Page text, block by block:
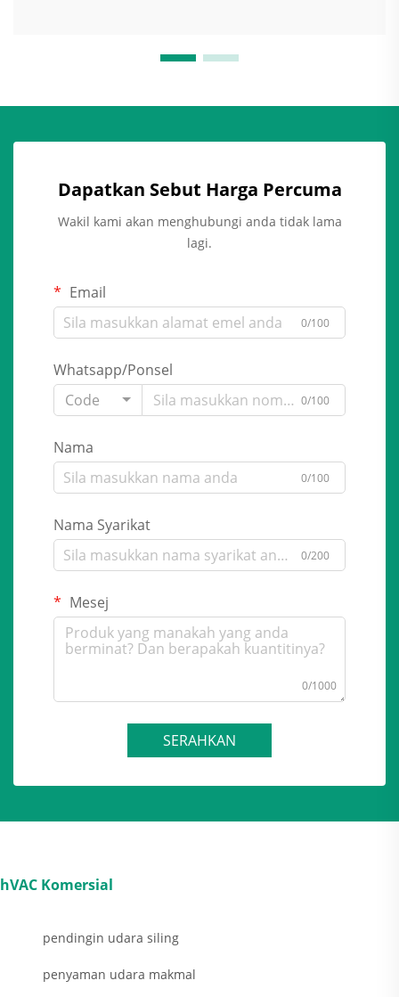
Dapatkan Sebut Harga Percuma
Wakil kami akan menghubungi anda tidak lama
lagi.
Email
0/100
Whatsapp/Ponsel
Code
0/100
Nama
0/100
Nama Syarikat
0/200
Mesej
0/1000
SERAHKAN
hVAC Komersial
pendingin udara siling
penyaman udara makmal